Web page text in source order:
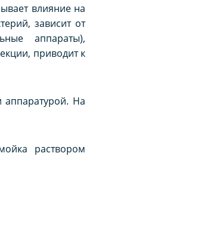
влияние на
зависит от
аппараты),
приводит к
На
раствором